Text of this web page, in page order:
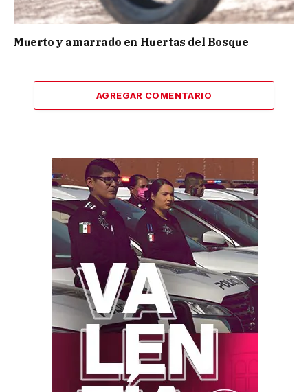
Muerto y amarrado en Huertas del Bosque
AGREGAR COMENTARIO